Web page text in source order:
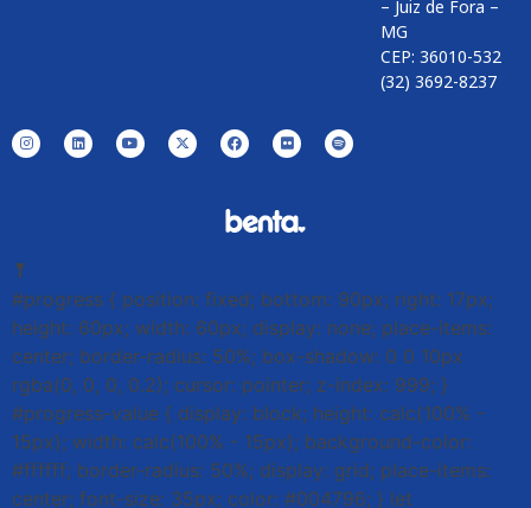
– Juiz de Fora –
MG
CEP: 36010-532
(32) 3692-8237
⤒
#progress { position: fixed; bottom: 90px; right: 17px;
height: 60px; width: 60px; display: none; place-items:
center; border-radius: 50%; box-shadow: 0 0 10px
rgba(0, 0, 0, 0.2); cursor: pointer; z-index: 999; }
#progress-value { display: block; height: calc(100% -
15px); width: calc(100% - 15px); background-color:
#ffffff; border-radius: 50%; display: grid; place-items:
center; font-size: 35px; color: #004796; } let